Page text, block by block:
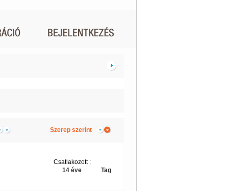
Szerep szerint
Tag
Csatlakozott :
14 éve